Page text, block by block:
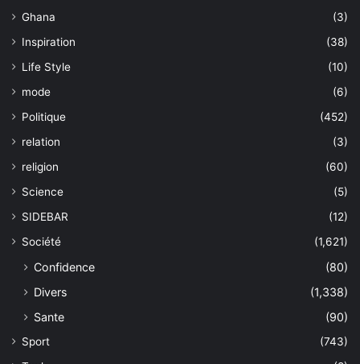
Ghana
(3)
Inspiration
(38)
Life Style
(10)
mode
(6)
Politique
(452)
relation
(3)
religion
(60)
Science
(5)
SIDEBAR
(12)
Société
(1,621)
Confidence
(80)
Divers
(1,338)
Sante
(90)
Sport
(743)